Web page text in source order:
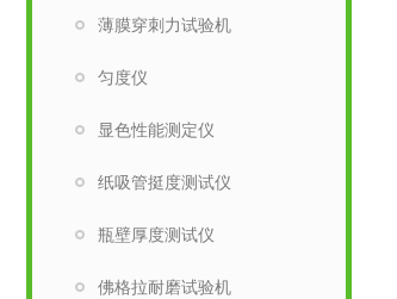
薄膜穿刺力试验机
匀度仪
显色性能测定仪
纸吸管挺度测试仪
瓶壁厚度测试仪
佛格拉耐磨试验机